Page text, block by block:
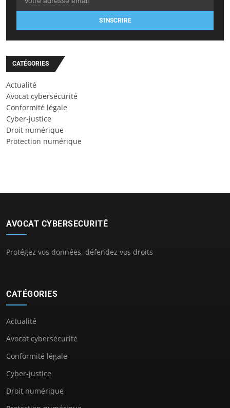
S'INSCRIRE
CATÉGORIES
Actualité
Avocat cybersécurité
Conformité légale
Cyber-justice
Droit numérique
Protection numérique
AVOCAT CYBERSECURITÉ
Protégez vos données, défendez vos droits
CATÉGORIES
Actualité
Avocat cybersécurité
Conformité légale
Cyber-justice
Droit numérique